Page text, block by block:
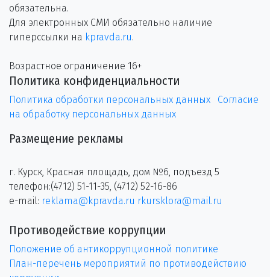
обязательна.
Для электронных СМИ обязательно наличие
гиперссылки на kpravda.ru.
Возрастное ограничение 16+
Политика конфиденциальности
Политика обработки персональных данных
Согласие
на обработку персональных данных
Размещение рекламы
г. Курск, Красная площадь, дом №6, подъезд 5
телефон:(4712) 51-11-35, (4712) 52-16-86
e-mail: reklama@kpravda.ru rkursklora@mail.ru
Противодействие коррупции
Положение об антикоррупционной политике
План-перечень мероприятий по противодействию